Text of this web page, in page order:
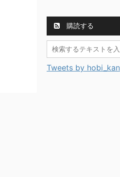
購読する
Tweets by hobi_kan